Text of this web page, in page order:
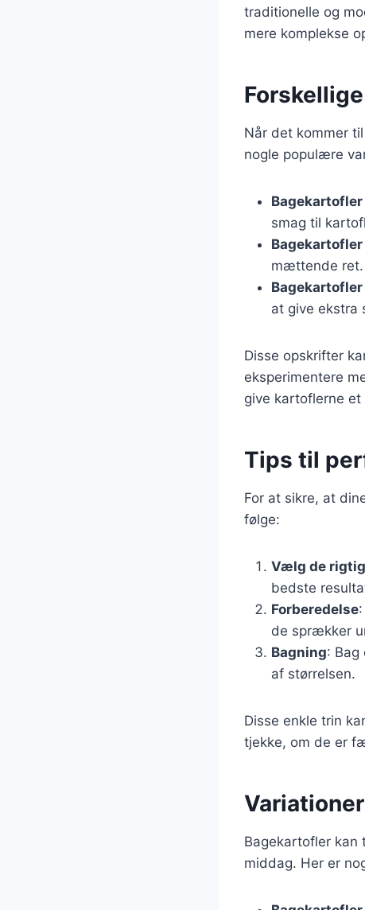
traditionelle og
mere komplekse
Når det kommer
nogle populære
smag til
mættende ret.
at give ekstra
Disse opskrifter
eksperimentere
give kartoflerne et
Tips til
For at sikre, at
følge:
Vælg de
bedste
Forberedelse
de sprækker
Bagning:
af størrelsen.
Disse enkle trin
tjekke, om de er
Bagekartofler kan
middag. Her er